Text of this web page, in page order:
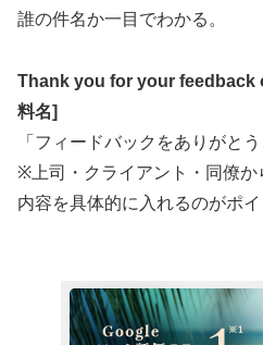
誰の件名か一目でわかる。
Thank you for your feedback
料名]
「フィードバックをありがと
※上司・クライアント・同僚か
内容を具体的に入れるのがポイ